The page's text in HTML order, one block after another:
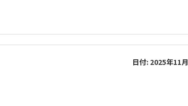
日付: 2025年11月